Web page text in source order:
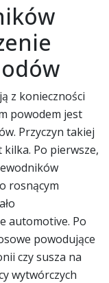
z konieczności
powodem jest
Przyczyn takiej
Po pierwsze,
rosnącym
automotive. Po
powodujące
czy susza na
wytwórczych